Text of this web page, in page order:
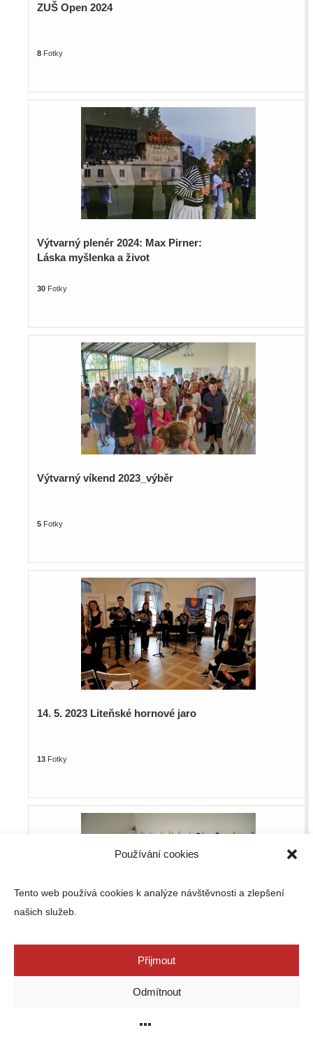
Používání cookies
Tento web používá cookies k analýze návštěvnosti a zlepšení
našich služeb.
Přijmout
Odmítnout
ZUŠ Open 2024
8Fotky
Výtvarný plenér 2024: Max Pirner:
Láska myšlenka a život
30Fotky
Výtvarný víkend 2023_výběr
5Fotky
14. 5. 2023 Liteňské hornové jaro
13Fotky
ZUŠ Open 2023